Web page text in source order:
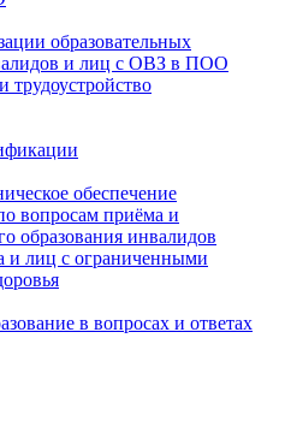
образовательных
и лиц с ОВЗ в ПОО
трудоустройство
обеспечение
вопросам приёма и
образования инвалидов
и лиц с ограниченными
в вопросах и ответах